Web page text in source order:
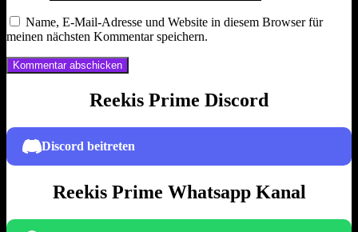
Name, E-Mail-Adresse und Website in diesem Browser für
meinen nächsten Kommentar speichern.
Reekis Prime Discord
Discord beitreten
Reekis Prime Whatsapp Kanal